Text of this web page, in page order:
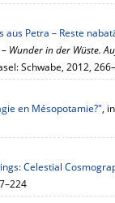
aus Petra – Reste
Wunder in der Wüste.
Schwabe, 2012,
en Mésopotamie?",
Celestial